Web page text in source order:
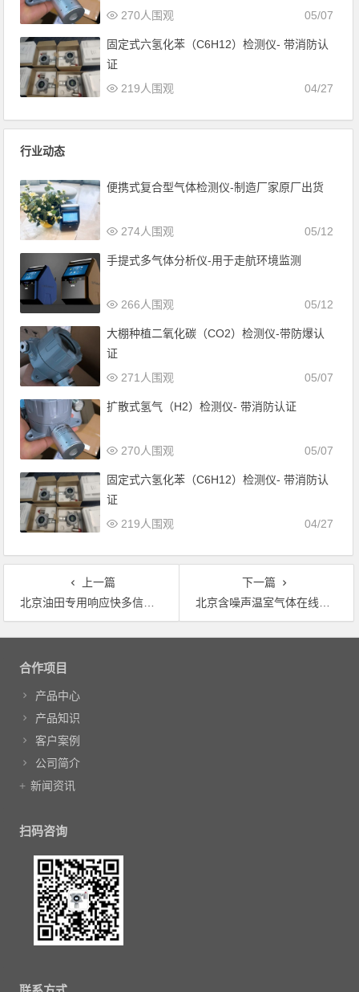
05/07
270人围观
固定式六氢化苯（C6H12）检测仪- 带消防认
证
04/27
219人围观
行业动态
便携式复合型气体检测仪-制造厂家原厂出货
05/12
274人围观
手提式多气体分析仪-用于走航环境监测
05/12
266人围观
大棚种植二氧化碳（CO2）检测仪-带防爆认
证
05/07
271人围观
扩散式氢气（H2）检测仪- 带消防认证
05/07
270人围观
固定式六氢化苯（C6H12）检测仪- 带消防认
证
04/27
219人围观
上一篇
北京油田专用响应快多信号型硫化氢检测仪
下一篇
北京含噪声温室气体在线监测系统
文章导航
合作项目
产品中心
产品知识
客户案例
公司简介
新闻资讯
扫码咨询